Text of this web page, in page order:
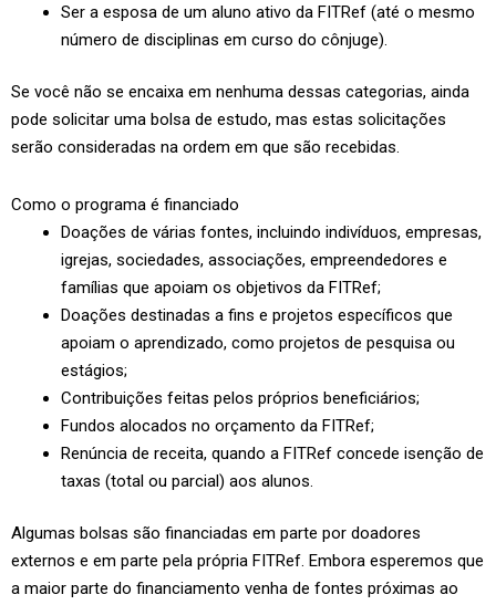
Ser a esposa de um aluno ativo da FITRef (até o mesmo
número de disciplinas em curso do cônjuge).
Se você não se encaixa em nenhuma dessas categorias, ainda
pode solicitar uma bolsa de estudo, mas estas solicitações
serão consideradas na ordem em que são recebidas.
Como o programa é financiado
Doações de várias fontes, incluindo indivíduos, empresas,
igrejas, sociedades, associações, empreendedores e
famílias que apoiam os objetivos da FITRef;
Doações destinadas a fins e projetos específicos que
apoiam o aprendizado, como projetos de pesquisa ou
estágios;
Contribuições feitas pelos próprios beneficiários;
Fundos alocados no orçamento da FITRef;
Renúncia de receita, quando a FITRef concede isenção de
taxas (total ou parcial) aos alunos.
Algumas bolsas são financiadas em parte por doadores
externos e em parte pela própria FITRef. Embora esperemos que
a maior parte do financiamento venha de fontes próximas ao